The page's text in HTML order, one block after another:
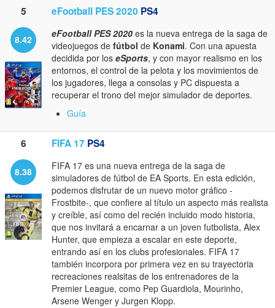
5 eFootball PES 2020 PS4
8.42 eFootball PES 2020 es la nueva entrega de la saga de
videojuegos de fútbol de Konami. Con una apuesta
decidida por los eSports, y con mayor realismo en los
entornos, el control de la pelota y los movimientos de
los jugadores, llega a consolas y PC dispuesta a
recuperar el trono del mejor simulador de deportes.
Guía
6 FIFA 17 PS4
8.38
FIFA 17 es una nueva entrega de la saga de
simuladores de fútbol de EA Sports. En esta edición,
podemos disfrutar de un nuevo motor gráfico -
Frostbite-, que confiere al título un aspecto más realista
y creíble, así como del recién incluido modo historia,
que nos invitará a encarnar a un joven futbolista, Alex
Hunter, que empieza a escalar en este deporte,
entrando así en los clubs profesionales. FIFA 17
también incorpora por primera vez en su trayectoria
recreaciones realsitas de los entrenadores de la
Premier League, como Pep Guardiola, Mourinho,
Arsene Wenger y Jurgen Klopp.